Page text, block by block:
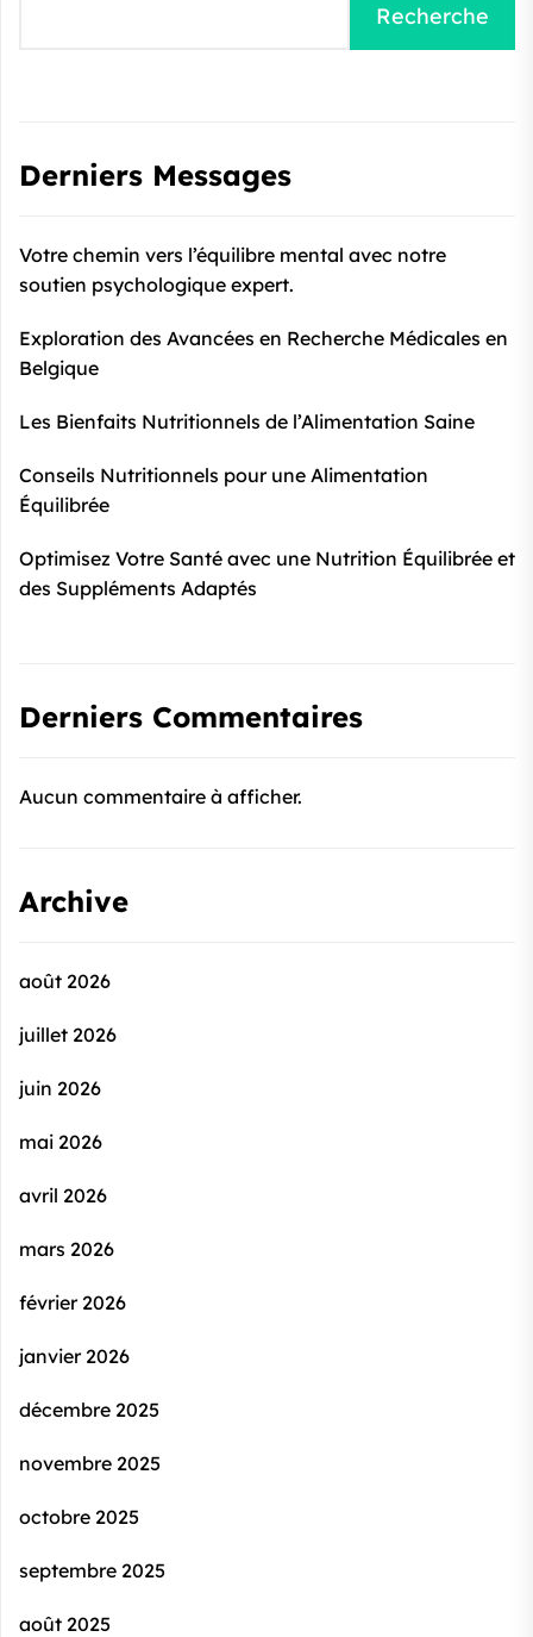
Recherche
Derniers Messages
Votre chemin vers l’équilibre mental avec notre
soutien psychologique expert.
Exploration des Avancées en Recherche Médicales en
Belgique
Les Bienfaits Nutritionnels de l’Alimentation Saine
Conseils Nutritionnels pour une Alimentation
Équilibrée
Optimisez Votre Santé avec une Nutrition Équilibrée et
des Suppléments Adaptés
Derniers Commentaires
Aucun commentaire à afficher.
Archive
août 2026
juillet 2026
juin 2026
mai 2026
avril 2026
mars 2026
février 2026
janvier 2026
décembre 2025
novembre 2025
octobre 2025
septembre 2025
août 2025